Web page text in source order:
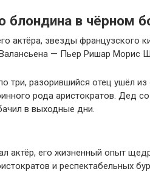
блондина в чёрном
актёра, звезды французского
— Пьер Ришар Морис
три, разорившийся отец ушёл
рода аристократов. Дед
в выходные дни.
актёр, его жизненный опыт
и респектабельных